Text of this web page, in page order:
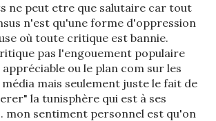
ne peut etre que salutaire car tout
n'est qu'une forme d'oppression
où toute critique est bannie.
pas l'engouement populaire
appréciable ou le plan com sur les
mais seulement juste le fait de
la tunisphère qui est à ses
mon sentiment personnel est qu'on